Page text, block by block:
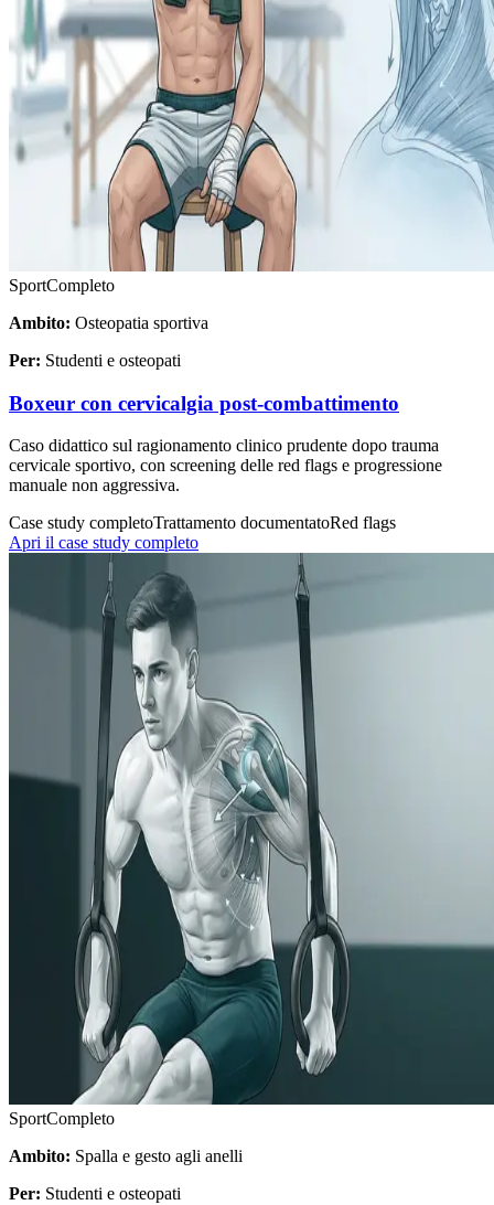
SportCompleto
Ambito: Osteopatia sportiva
Per: Studenti e osteopati
Boxeur con cervicalgia post-combattimento
Caso didattico sul ragionamento clinico prudente dopo trauma
cervicale sportivo, con screening delle red flags e progressione
manuale non aggressiva.
Case study completoTrattamento documentatoRed flags
Apri il case study completo
SportCompleto
Ambito: Spalla e gesto agli anelli
Per: Studenti e osteopati